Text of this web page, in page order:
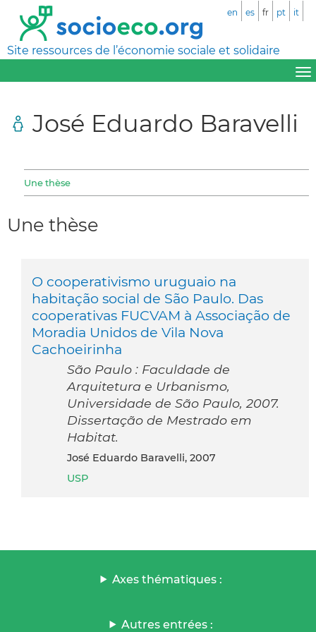
Site ressources de l’économie sociale et solidaire
en es fr pt it
José Eduardo Baravelli
Une thèse
Une thèse
O cooperativismo uruguaio na
habitação social de São Paulo. Das
cooperativas FUCVAM à Associação de
Moradia Unidos de Vila Nova
Cachoeirinha
São Paulo : Faculdade de
Arquitetura e Urbanismo,
Universidade de São Paulo, 2007.
Dissertação de Mestrado em
Habitat.
José Eduardo Baravelli, 2007
USP
Axes thématiques :
Autres entrées :